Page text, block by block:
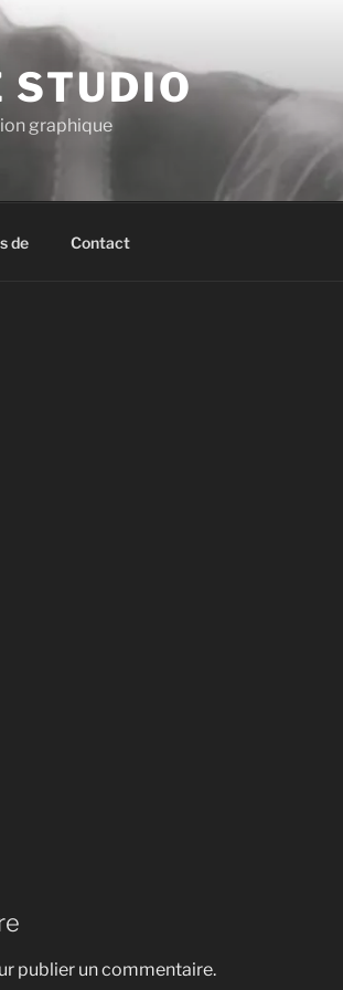
STUDIO
graphique
de Contact
publier un commentaire.